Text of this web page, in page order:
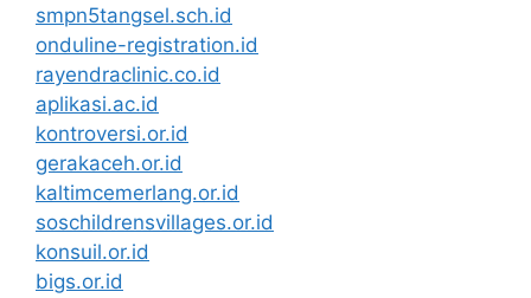
smpn5tangsel.sch.id
onduline-registration.id
rayendraclinic.co.id
aplikasi.ac.id
kontroversi.or.id
gerakaceh.or.id
kaltimcemerlang.or.id
soschildrensvillages.or.id
konsuil.or.id
bigs.or.id